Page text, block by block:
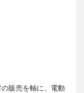
販売を軸に、電動